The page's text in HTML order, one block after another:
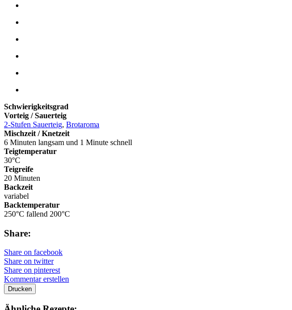
Schwierigkeitsgrad
Vorteig / Sauerteig
2-Stufen Sauerteig, Brotaroma
Mischzeit / Knetzeit
6 Minuten langsam und 1 Minute schnell
Teigtemperatur
30°C
Teigreife
20 Minuten
Backzeit
variabel
Backtemperatur
250°C fallend 200°C
Share:
Share on facebook
Share on twitter
Share on pinterest
Kommentar erstellen
Drucken